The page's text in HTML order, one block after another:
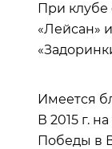
При
«Лейсан»
Имеется
В 2015 г.
Победы в